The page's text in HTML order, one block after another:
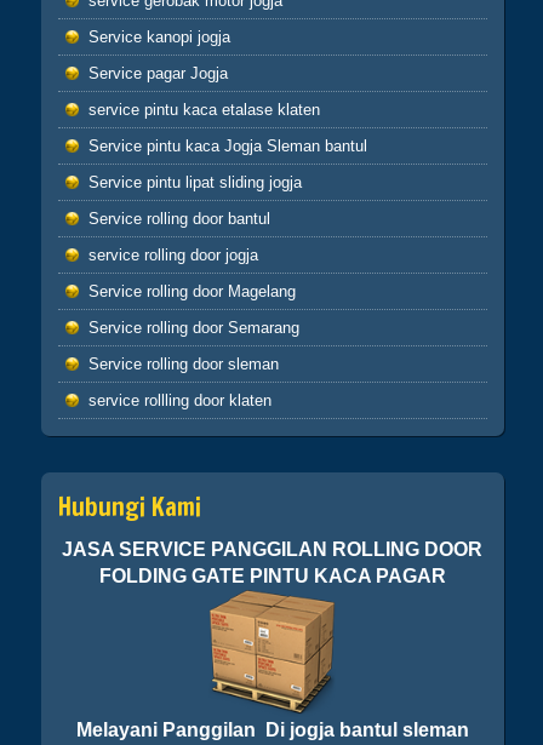
buruk maka perbuatan burukmu itu untuk
dirimu sendiri(Q.S.17:7) tiada yang tertukar
atau meleset jangan pernah salahkan keadaan
atau orang lain karena semua perbuatan kita
pasti kembali kepada diri kita sendiri
hikmah 4
Apabila telah ditunaikan sholat,maka
bertebaranlah kamu dimuka bumi dan carilah
karunia Allah dan ingatlah allah banyak-
banyak agar kamu beruntung (Q.S.62:10)
Sahabatku..karunia Allah tak hanya berbentuk
uang,bisa
ilmu,hikmah,kesehatan,silaturahmi,kekuatan
iman dan lain-lain. Insyaallah semua jadi
ibadah
Service kanopi jogja
Service pagar Jogja
service pintu kaca etalase klaten
Service pintu kaca Jogja Sleman bantul
Service pintu lipat sliding jogja
Service rolling door bantul
service rolling door jogja
Service rolling door Magelang
Service rolling door Semarang
Service rolling door sleman
service rollling door klaten
Hubungi Kami
JASA SERVICE PANGGILAN ROLLING DOOR
FOLDING GATE PINTU KACA PAGAR
Melayani Panggilan Di jogja bantul sleman